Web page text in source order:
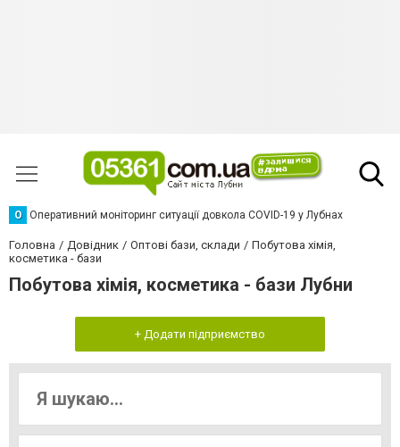
О Оперативний моніторинг ситуації довкола COVID-19 у Лубнах
Головна Довідник Оптові бази, склади
Побутова хімія,
косметика - бази
Побутова хімія, косметика - бази Лубни
+ Додати підприємство